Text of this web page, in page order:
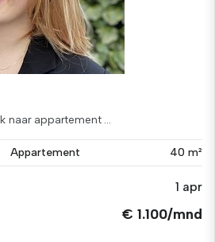
naar appartement ...
Appartement 40 m²
1 apr
€ 1.100/mnd